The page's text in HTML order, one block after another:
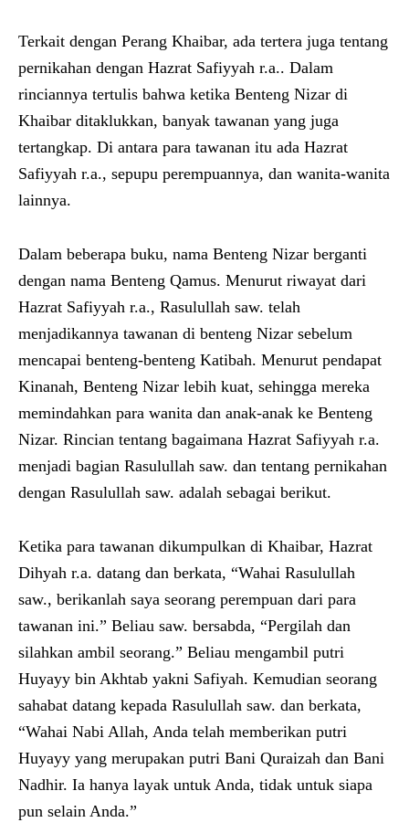
Terkait dengan Perang Khaibar, ada tertera juga tentang
pernikahan dengan Hazrat Safiyyah r.a.. Dalam
rinciannya tertulis bahwa ketika Benteng Nizar di
Khaibar ditaklukkan, banyak tawanan yang juga
tertangkap. Di antara para tawanan itu ada Hazrat
Safiyyah r.a., sepupu perempuannya, dan wanita-wanita
lainnya.
Dalam beberapa buku, nama Benteng Nizar berganti
dengan nama Benteng Qamus. Menurut riwayat dari
Hazrat Safiyyah r.a., Rasulullah saw. telah
menjadikannya tawanan di benteng Nizar sebelum
mencapai benteng-benteng Katibah. Menurut pendapat
Kinanah, Benteng Nizar lebih kuat, sehingga mereka
memindahkan para wanita dan anak-anak ke Benteng
Nizar. Rincian tentang bagaimana Hazrat Safiyyah r.a.
menjadi bagian Rasulullah saw. dan tentang pernikahan
dengan Rasulullah saw. adalah sebagai berikut.
Ketika para tawanan dikumpulkan di Khaibar, Hazrat
Dihyah r.a. datang dan berkata, “Wahai Rasulullah
saw., berikanlah saya seorang perempuan dari para
tawanan ini.” Beliau saw. bersabda, “Pergilah dan
silahkan ambil seorang.” Beliau mengambil putri
Huyayy bin Akhtab yakni Safiyah. Kemudian seorang
sahabat datang kepada Rasulullah saw. dan berkata,
“Wahai Nabi Allah, Anda telah memberikan putri
Huyayy yang merupakan putri Bani Quraizah dan Bani
Nadhir. Ia hanya layak untuk Anda, tidak untuk siapa
pun selain Anda.”